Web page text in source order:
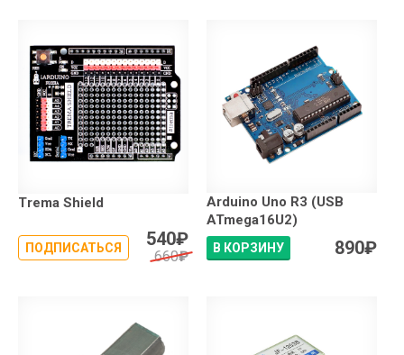
Trema Shield
ПОДПИСАТЬСЯ 540₽
660₽
Arduino Uno R3 (USB
ATmega16U2)
В КОРЗИНУ 890₽